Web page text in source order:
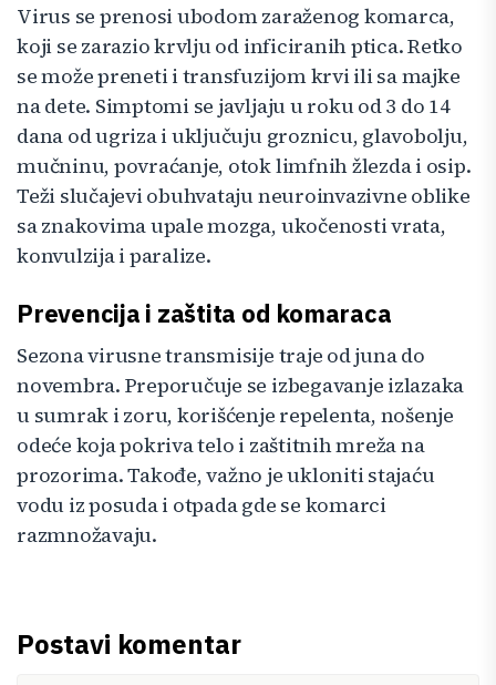
Virus se prenosi ubodom zaraženog komarca,
koji se zarazio krvlju od inficiranih ptica. Retko
se može preneti i transfuzijom krvi ili sa majke
na dete. Simptomi se javljaju u roku od 3 do 14
dana od ugriza i uključuju groznicu, glavobolju,
mučninu, povraćanje, otok limfnih žlezda i osip.
Teži slučajevi obuhvataju neuroinvazivne oblike
sa znakovima upale mozga, ukočenosti vrata,
konvulzija i paralize.
Prevencija i zaštita od komaraca
Sezona virusne transmisije traje od juna do
novembra. Preporučuje se izbegavanje izlazaka
u sumrak i zoru, korišćenje repelenta, nošenje
odeće koja pokriva telo i zaštitnih mreža na
prozorima. Takođe, važno je ukloniti stajaću
vodu iz posuda i otpada gde se komarci
razmnožavaju.
Postavi komentar